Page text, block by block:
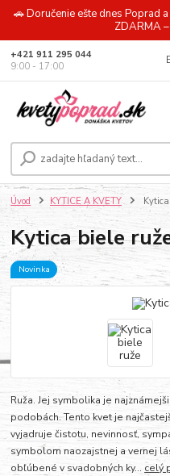
🚗 Doručenie ešte dnes Poprad
ZDARMA
+421 911 295 044
9:00 - 17:00
Úvod KYTICE A KVETY
Kytica biele
Novinka
Ruža. Jej symbolika je
podobách. Tento kvet je
vyjadruje čistotu, nevinnosť,
symbolom naozajstnej a vernej
obľúbené v svadobných ky... celý